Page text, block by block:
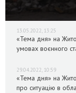
13.05.2022, 13:25
«Тема дня» на
умовах воєнного
29.04.2022, 10:59
«Тема дня» на
про ситуацію в